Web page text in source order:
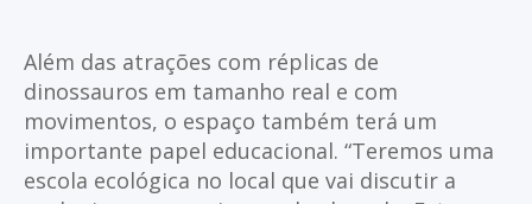
Além das atrações com réplicas de
dinossauros em tamanho real e com
movimentos, o espaço também terá um
importante papel educacional. “Teremos uma
escola ecológica no local que vai discutir a